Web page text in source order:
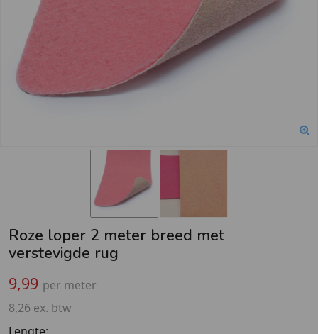
Roze loper 2 meter breed met
verstevigde rug
9,99 per meter
8,26 ex. btw